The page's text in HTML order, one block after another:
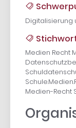
Digitalisierung
Medien Recht
Medien-Recht